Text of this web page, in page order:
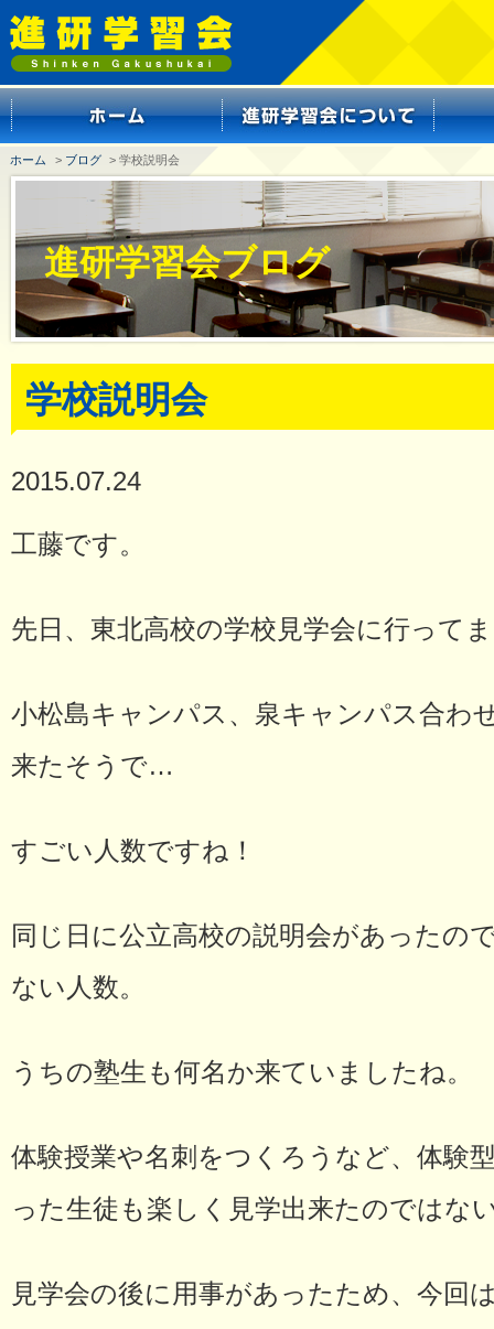
ホーム > ブログ > 学校説明会
進研学習会ブログ
学校説明会
2015.07.24
工藤です。
先日、東北高校の学校見学会に行って
小松島キャンパス、泉キャンパス合わ
来たそうで…
すごい人数ですね！
同じ日に公立高校の説明会があったの
ない人数。
うちの塾生も何名か来ていましたね。
体験授業や名刺をつくろうなど、体験
った生徒も楽しく見学出来たのではな
見学会の後に用事があったため、今回